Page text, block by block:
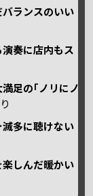
ランスのいい
奏に店内もス
足の｢ノリにノ
多に聴けない
しんだ暖かい